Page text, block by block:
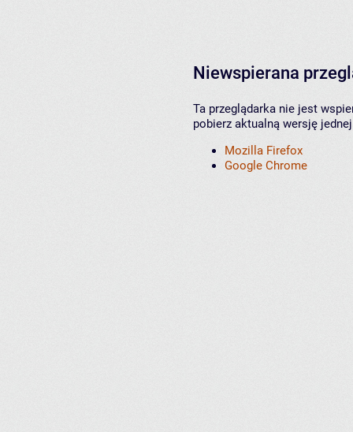
Niewspierana
Ta przeglądarka nie jest
pobierz aktualną wersję
Mozilla Firefox
Google Chrome